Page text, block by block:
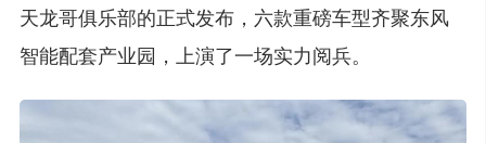
天龙哥俱乐部的正式发布，六款重磅车型齐聚东风
智能配套产业园，上演了一场实力阅兵。